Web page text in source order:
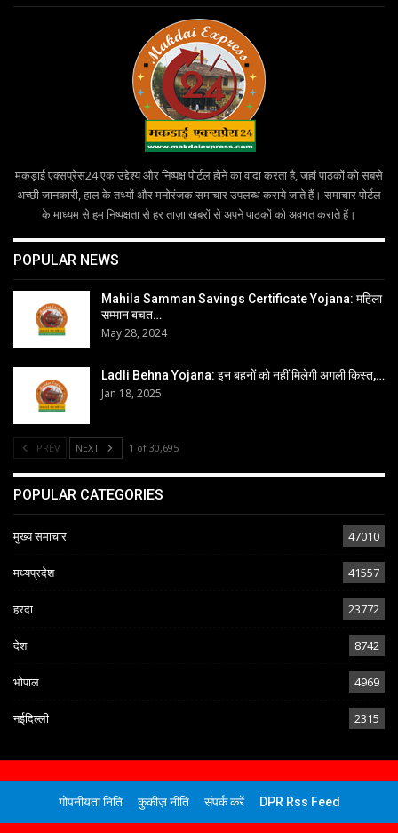
मकड़ाई एक्सप्रेस24 एक उद्देश्य और निष्पक्ष पोर्टल होने का वादा करता है, जहां पाठकों को सबसे
अच्छी जानकारी, हाल के तथ्यों और मनोरंजक समाचार उपलब्ध कराये जाते हैं। समाचार पोर्टल
के माध्यम से हम निष्पक्षता से हर ताज़ा खबरों से अपने पाठकों को अवगत कराते हैं।
POPULAR NEWS
Mahila Samman Savings Certificate Yojana: महिला
सम्मान बचत…
May 28, 2024
Ladli Behna Yojana: इन बहनों को नहीं मिलेगी अगली किस्त,…
Jan 18, 2025
PREV NEXT 1 of 30,695
POPULAR CATEGORIES
मुख्य समाचार 47010
मध्यप्रदेश 41557
हरदा 23772
देश 8742
भोपाल 4969
नईदिल्ली 2315
गोपनीयता निति कुकीज़ नीति संपर्क करें DPR Rss Feed